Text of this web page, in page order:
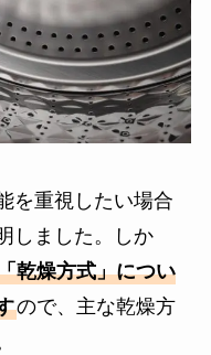
を重視したい場合
しました。しか
乾燥方式」につい
ので、主な乾燥方